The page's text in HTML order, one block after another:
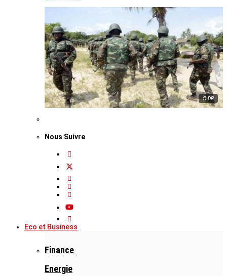
© DR
Nous Suivre
Eco et Business
Finance
Energie